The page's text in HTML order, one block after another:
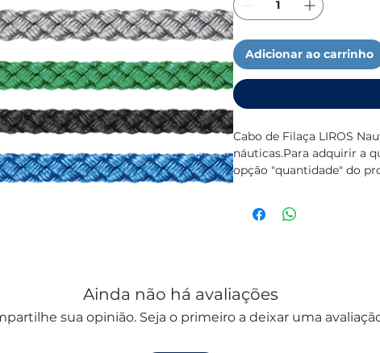
Adicionar ao carrinho
Cabo de Filaça LIROS
náuticas.Para adquirir a
opção "quantidade" do
Diâmetros disponíveis:
6 mm
Preço por metro.
Ainda não há avaliações
sua opinião. Seja o primeiro a deixar uma